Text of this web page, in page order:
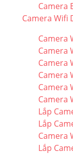
Camera
Camera Wifi
Camera
Camera
Camera
Camera
Camera
Camera
Lắp
Lắp
Camera
Lắp